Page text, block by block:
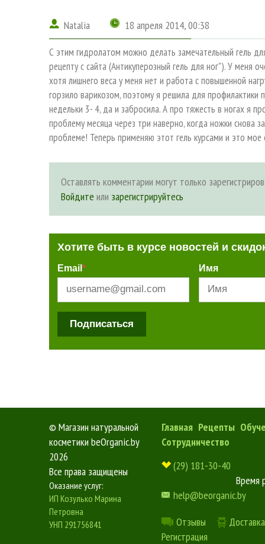
Natalia 18 апреля 2014, 00:38
С этим гидролатом можно делать замечательный гель
рецепту с сайта (Антикуперозный гель для ног"). У меня
хотя лишнего веса у меня нет и работа с повышенной
горзило варикозом, поэтому я решила для
недельки 3- 4, да и забросила. А про тяжесть в ногах я
проблему месяца через три наверно, когда ножки снова
проблеме! Теперь применяю этот гель курсами и это мое
Оставлять комментарии могут только
Войдите или зарегистрируйтесь
Хотите быть в курсе новостей и
Email * Имя
Подписаться
© Магазин натуральной
косметики beOrganic.by
2026
Все права защищены
Оказание услуг:
ИП Козулько Марина
Петровна
УНП 291756841
Главная Рецепты
Сотрудничество
(29) 181-30-40
Время
help@beorganic.by
Отзывы
Регистрация